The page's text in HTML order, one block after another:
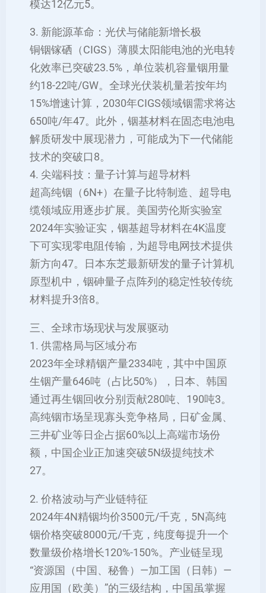
模达12亿元‌5。
3. 新能源革命：光伏与储能新增长极
铜铟镓硒（CIGS）薄膜太阳能电池的光电转
化效率已突破23.5%，单位装机容量铟用量
约18-22吨/GW。全球光伏装机量若按年均
15%增速计算，2030年CIGS领域铟需求将达
650吨/年‌47。此外，铟基材料在固态电池电
解质研发中展现潜力，可能成为下一代储能
技术的突破口‌8。
4. 尖端科技：量子计算与超导材料
超高纯铟（6N+）在量子比特制造、超导电
缆领域应用逐步扩展。美国劳伦斯实验室
2024年实验证实，铟基超导材料在4K温度
下可实现零电阻传输，为超导电网技术提供
新方向‌47。日本东芝最新研发的量子计算机
原型机中，铟砷量子点阵列的稳定性较传统
材料提升3倍‌8。
三、全球市场现状与发展驱动
1. 供需格局与区域分布
2023年全球精铟产量2334吨，其中中国原
生铟产量646吨（占比50%），日本、韩国
通过再生铟回收分别贡献280吨、190吨‌3。
高纯铟市场呈现寡头竞争格局，日矿金属、
三井矿业等日企占据60%以上高端市场份
额，中国企业正加速突破5N级提纯技术‌
27。
2. 价格波动与产业链特征
2024年4N精铟均价3500元/千克，5N高纯
铟价格突破8000元/千克，纯度每提升一个
数量级价格增长120%-150%。产业链呈现
“资源国（中国、秘鲁）—加工国（日韩）—
应用国（欧美）”的三级结构，中国虽掌握